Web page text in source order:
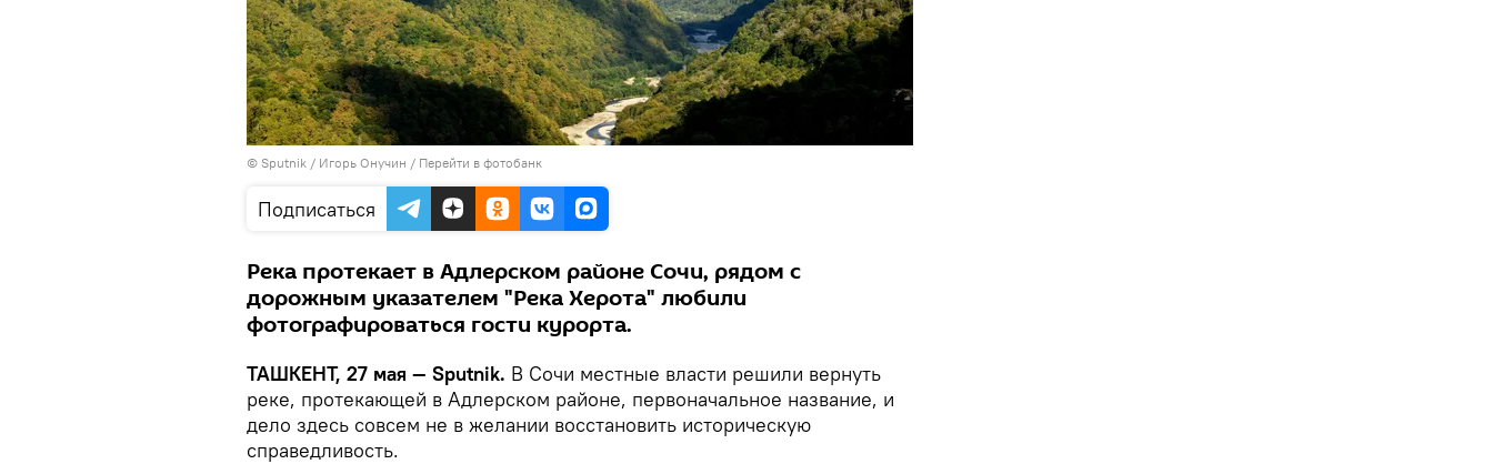
© Sputnik / Игорь Онучин / Перейти в фотобанк
Подписаться
Река протекает в Адлерском районе Сочи, рядом с
дорожным указателем "Река Херота" любили
фотографироваться гости курорта.
ТАШКЕНТ, 27 мая — Sputnik. В Сочи местные власти решили вернуть
реке, протекающей в Адлерском районе, первоначальное название, и
дело здесь совсем не в желании восстановить историческую
справедливость.